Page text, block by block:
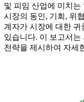
및 피임 산업에 미치
시장의 동인, 기회, 위
계자가 시장에 대한 귀
있습니다. 이 보고서
전략을 제시하여 자세